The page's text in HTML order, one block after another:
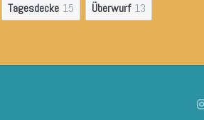
Tagesdecke 15 Überwurf 13